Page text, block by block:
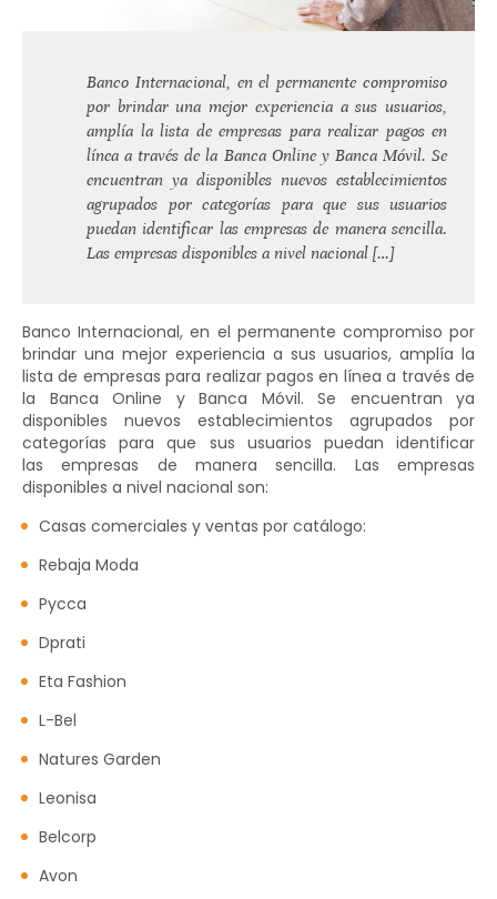
Banco Internacional, en el permanente compromiso
por brindar una mejor experiencia a sus usuarios,
amplía la lista de empresas para realizar pagos en
línea a través de la Banca Online y Banca Móvil. Se
encuentran ya disponibles nuevos establecimientos
agrupados por categorías para que sus usuarios
puedan identificar las empresas de manera sencilla.
Las empresas disponibles a nivel nacional […]
Banco Internacional, en el permanente compromiso por
brindar una mejor experiencia a sus usuarios, amplía la
lista de empresas para realizar pagos en línea a través de
la Banca Online y Banca Móvil. Se encuentran ya
disponibles nuevos establecimientos agrupados por
categorías para que sus usuarios puedan identificar
las empresas de manera sencilla. Las empresas
disponibles a nivel nacional son:
Casas comerciales y ventas por catálogo:
Rebaja Moda
Pycca
Dprati
Eta Fashion
L-Bel
Natures Garden
Leonisa
Belcorp
Avon